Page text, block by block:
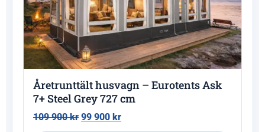
Åretrunttält husvagn – Eurotents Ask
7+ Steel Grey 727 cm
109 900kr 99 900 kr